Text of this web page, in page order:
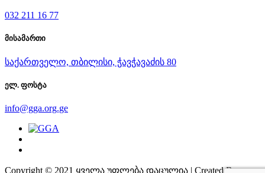
032 211 16 77
მისამართი
საქართველო, თბილისი, ჭავჭავაძის 80
ელ. ფოსტა
info@gga.org.ge
Copyright © 2021 ყველა უფლება დაცულია | Created By